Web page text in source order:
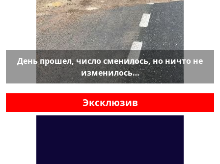
День прошел, число сменилось, но ничто не
изменилось…
Эксклюзив